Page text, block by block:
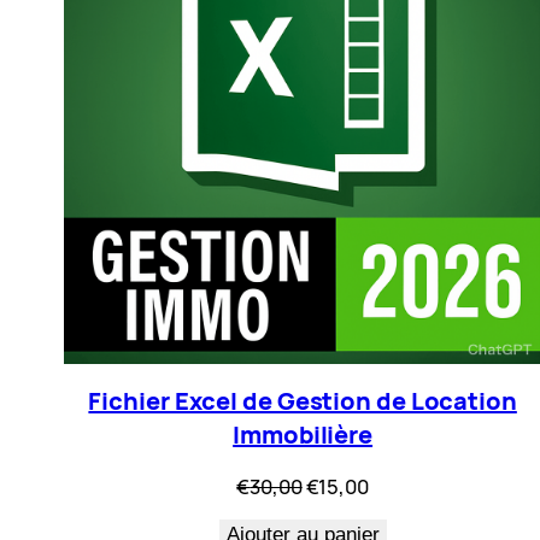
Fichier Excel de Gestion de Location
Immobilière
€30,00Le
€15,00Le
Ajouter au panier